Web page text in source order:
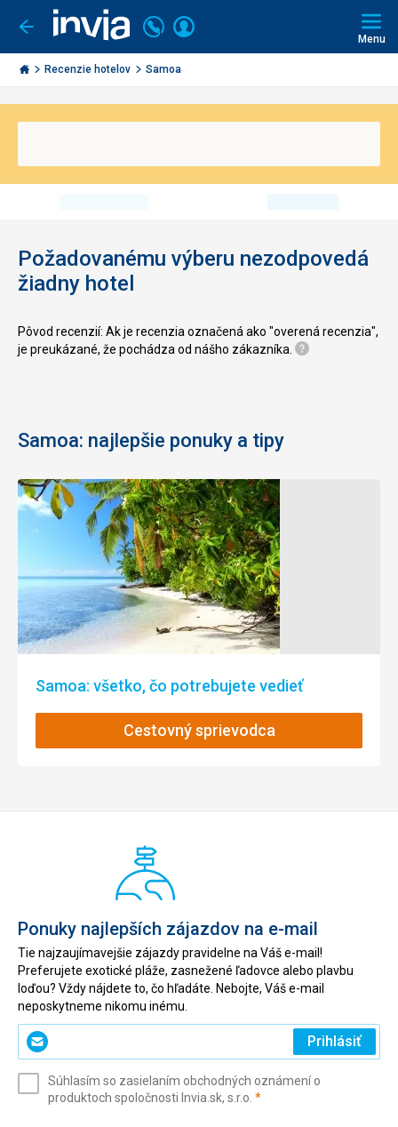
Ísť
späť
Invia.sk
Volajte
+421
2
3221
Prihlásiť
Menu
Recenzie hotelov Samoa
Požadovanému výberu nezodpovedá
žiadny hotel
Pôvod recenzií: Ak je recenzia označená ako "overená recenzia",
je preukázané, že pochádza od nášho zákazníka.
Samoa: najlepšie ponuky a tipy
Samoa: všetko, čo potrebujete vedieť
Cestovný sprievodca
Ponuky najlepších zájazdov na e-mail
Tie najzaujímavejšie zájazdy pravidelne na Váš e-mail!
Preferujete exotické pláže, zasnežené ľadovce alebo plavbu
loďou? Vždy nájdete to, čo hľadáte. Nebojte, Váš e-mail
neposkytneme nikomu inému.
Zadajte
svoj
(povinné)
Prihlásiť
Súhlasím so zasielaním obchodných oznámení o
produktoch spoločnosti Invia.sk, s.r.o. *(povinné)